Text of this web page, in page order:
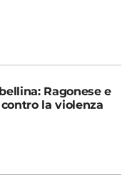
Ragonese e
la violenza